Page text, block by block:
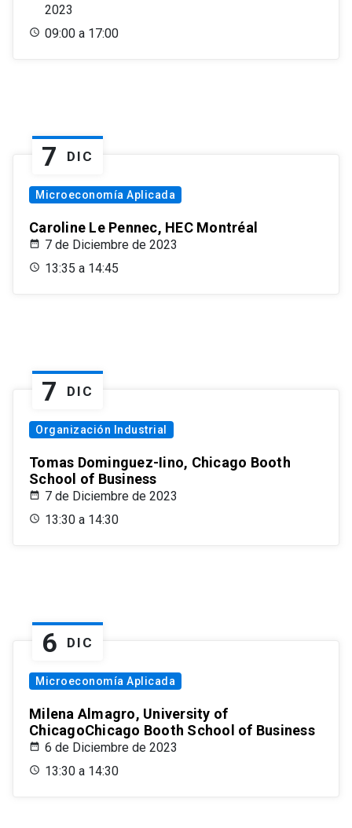
2023
09:00 a 17:00
7 DIC
Microeconomía Aplicada
Caroline Le Pennec, HEC Montréal
7 de Diciembre de 2023
13:35 a 14:45
7 DIC
Organización Industrial
Tomas Dominguez-Iino, Chicago Booth
School of Business
7 de Diciembre de 2023
13:30 a 14:30
6 DIC
Microeconomía Aplicada
Milena Almagro, University of
ChicagoChicago Booth School of Business
6 de Diciembre de 2023
13:30 a 14:30